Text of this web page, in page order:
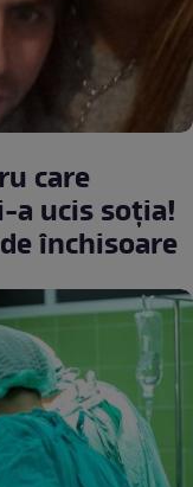
care
a ucis soţia!
închisoare